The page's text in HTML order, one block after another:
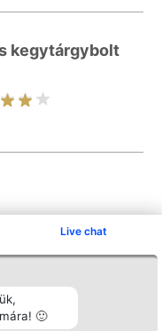
Live chat
🙂
kegytárgybolt
Elérhetőség